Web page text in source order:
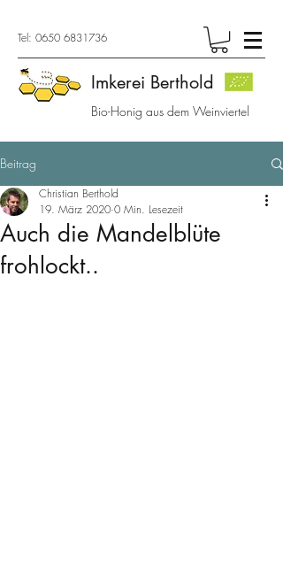
Tel: 0650 6831736
Imkerei Berthold
Bio-Honig aus dem Weinviertel
Beitrag
Auch die Mandelblüte
frohlockt..
Christian Berthold
19. März 2020 0 Min. Lesezeit